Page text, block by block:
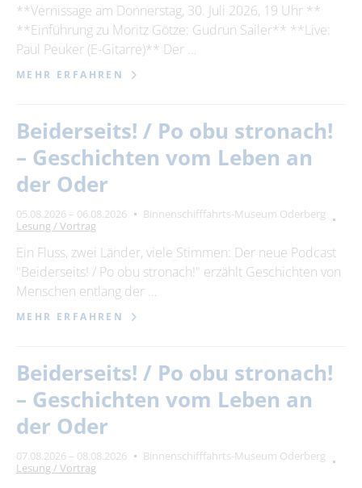
**Vernissage am Donnerstag, 30. Juli 2026, 19 Uhr **
**Einführung zu Moritz Götze: Gudrun Sailer** **Live:
Paul Peuker (E-Gitarre)** Der …
MEHR ERFAHREN
Beiderseits! / Po obu stronach!
– Geschichten vom Leben an
der Oder
05.08.2026 – 06.08.2026
Binnenschifffahrts-Museum Oderberg
Lesung / Vortrag
Ein Fluss, zwei Länder, viele Stimmen: Der neue Podcast
"Beiderseits! / Po obu stronach!" erzählt Geschichten von
Menschen entlang der …
MEHR ERFAHREN
Beiderseits! / Po obu stronach!
– Geschichten vom Leben an
der Oder
07.08.2026 – 08.08.2026
Binnenschifffahrts-Museum Oderberg
Lesung / Vortrag